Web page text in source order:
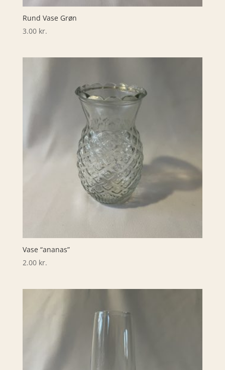
Rund Vase Grøn
3.00 kr.
Vase “ananas”
2.00 kr.